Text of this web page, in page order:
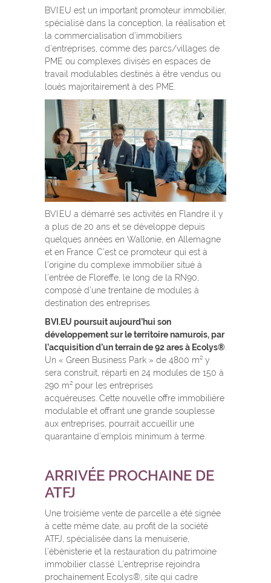
BVI.EU est un important promoteur immobilier,
spécialisé dans la conception, la réalisation et
la commercialisation d’immobiliers
d’entreprises, comme des parcs/villages de
PME ou complexes divisés en espaces de
travail modulables destinés à être vendus ou
loués majoritairement à des PME.
BVI.EU a démarré ses activités en Flandre il y
a plus de 20 ans et se développe depuis
quelques années en Wallonie, en Allemagne
et en France. C’est ce promoteur qui est à
l’origine du complexe immobilier situé à
l’entrée de Floreffe, le long de la RN90,
composé d’une trentaine de modules à
destination des entreprises.
BVI.EU poursuit aujourd’hui son
développement sur le territoire namurois, par
l’acquisition d’un terrain de 92 ares à Ecolys®.
Un « Green Business Park » de 4800 m² y
sera construit, réparti en 24 modules de 150 à
290 m² pour les entreprises
acquéreuses. Cette nouvelle offre immobilière
modulable et offrant une grande souplesse
aux entreprises, pourrait accueillir une
quarantaine d’emplois minimum à terme.
ARRIVÉE PROCHAINE DE
ATFJ
Une troisième vente de parcelle a été signée
à cette même date, au profit de la société
ATFJ, spécialisée dans la menuiserie,
l’ébénisterie et la restauration du patrimoine
immobilier classé. L’entreprise rejoindra
prochainement Ecolys®, site qui cadre